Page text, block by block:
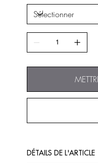
DÉTAILS DE L'ARTICLE